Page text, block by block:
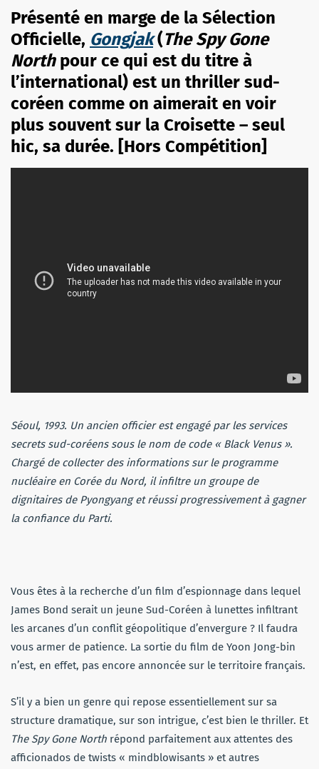
Présenté en marge de la Sélection
Officielle, Gongjak(The Spy Gone
Northpour ce qui est du titre à
l’international) est un thriller sud-
coréen comme on aimerait en voir
plus souvent sur la Croisette – seul
hic, sa durée. [Hors Compétition]
Séoul, 1993. Un ancien officier est engagé par les services
secrets sud-coréens sous le nom de code « Black Venus ».
Chargé de collecter des informations sur le programme
nucléaire en Corée du Nord, il infiltre un groupe de
dignitaires de Pyongyang et réussi progressivement à gagner
la confiance du Parti.
Vous êtes à la recherche d’un film d’espionnage dans lequel
James Bond serait un jeune Sud-Coréen à lunettes infiltrant
les arcanes d’un conflit géopolitique d’envergure ? Il faudra
vous armer de patience. La sortie du film de Yoon Jong-bin
n’est, en effet, pas encore annoncée sur le territoire français.
S’il y a bien un genre qui repose essentiellement sur sa
structure dramatique, sur son intrigue, c’est bien le thriller. Et
The Spy Gone North répond parfaitement aux attentes des
afficionados de twists « mindblowisants » et autres